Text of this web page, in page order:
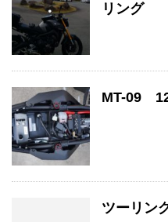
リング
MT-09
ツーリン